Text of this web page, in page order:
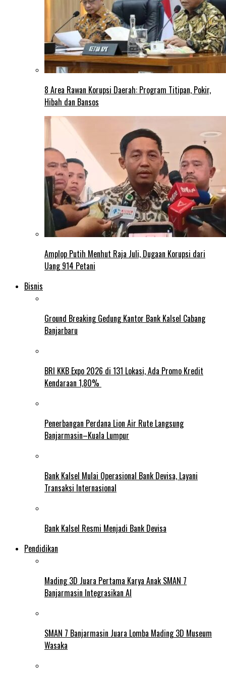
8 Area Rawan Korupsi Daerah: Program Titipan, Pokir,
Hibah dan Bansos
Amplop Putih Menhut Raja Juli, Dugaan Korupsi dari
Uang 914 Petani
Bisnis
Ground Breaking Gedung Kantor Bank Kalsel Cabang
Banjarbaru
BRI KKB Expo 2026 di 131 Lokasi, Ada Promo Kredit
Kendaraan 1,80%
Penerbangan Perdana Lion Air Rute Langsung
Banjarmasin–Kuala Lumpur
Bank Kalsel Mulai Operasional Bank Devisa, Layani
Transaksi Internasional
Bank Kalsel Resmi Menjadi Bank Devisa
Pendidikan
Mading 3D Juara Pertama Karya Anak SMAN 7
Banjarmasin Integrasikan AI
SMAN 7 Banjarmasin Juara Lomba Mading 3D Museum
Wasaka